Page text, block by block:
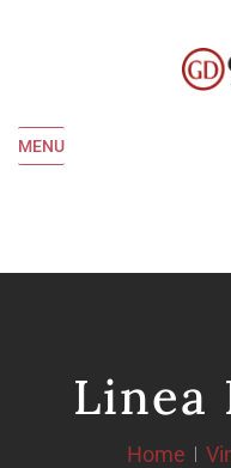
MENU
Linea
Home